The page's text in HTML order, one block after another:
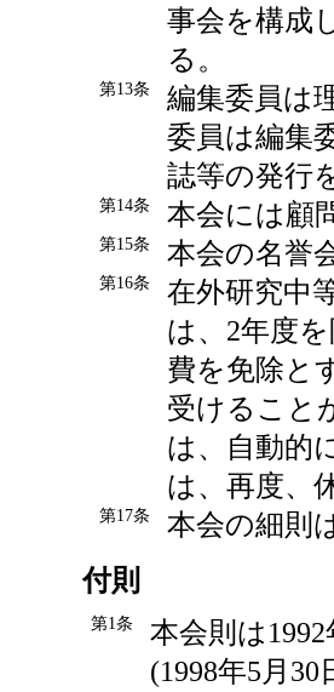
事会を構成
る。
第13条
編集委員は
委員は編集
誌等の発行
第14条 本会には顧
第15条 本会の名誉
第16条
在外研究中
は、2年度
費を免除と
受けること
は、自動的
は、再度、
第17条
本会の細則
付則
第1条
本会則は
(1998年5月30